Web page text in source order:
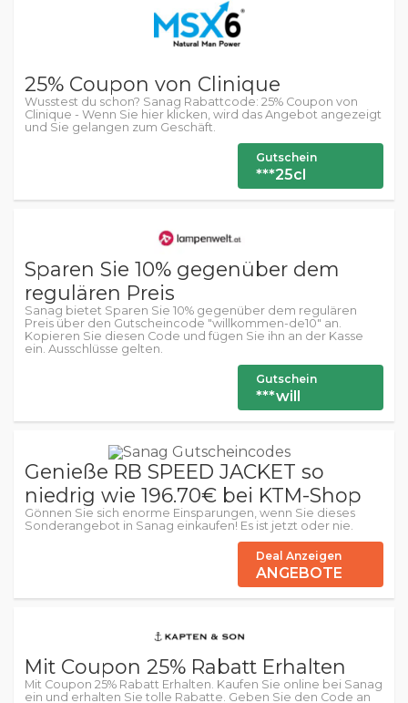
25% Coupon von Clinique
Wusstest du schon? Sanag Rabattcode: 25% Coupon von
Clinique - Wenn Sie hier klicken, wird das Angebot angezeigt
und Sie gelangen zum Geschäft.
Gutschein
***25cl
Sparen Sie 10% gegenüber dem
regulären Preis
Sanag bietet Sparen Sie 10% gegenüber dem regulären
Preis über den Gutscheincode "willkommen-de10" an.
Kopieren Sie diesen Code und fügen Sie ihn an der Kasse
ein. Ausschlüsse gelten.
Gutschein
***will
Genieße RB SPEED JACKET so
niedrig wie 196.70€ bei KTM-Shop
Gönnen Sie sich enorme Einsparungen, wenn Sie dieses
Sonderangebot in Sanag einkaufen! Es ist jetzt oder nie.
Deal Anzeigen
ANGEBOTE
Mit Coupon 25% Rabatt Erhalten
Mit Coupon 25% Rabatt Erhalten. Kaufen Sie online bei Sanag
ein und erhalten Sie tolle Rabatte. Geben Sie den Code an